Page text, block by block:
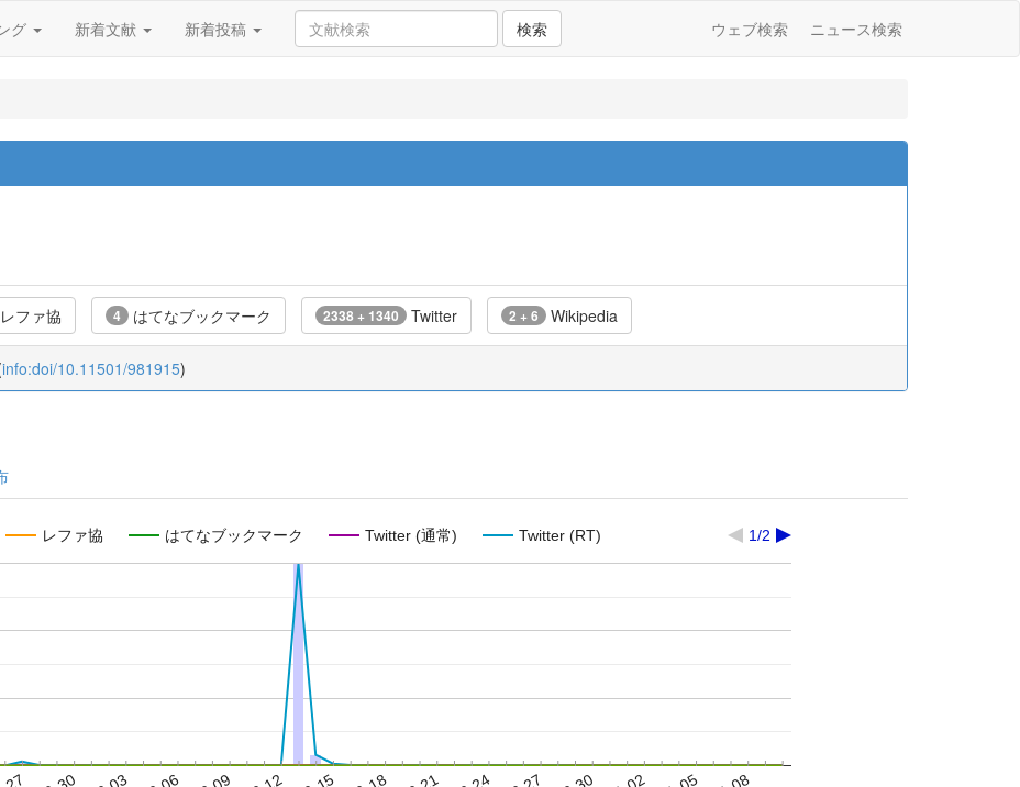
グ 新着文献 新着投稿 検索 ウェブ検索 ニュース検索
レファ協 4 はてなブックマーク 2338 + 1340 Twitter 2 + 6 Wikipedia
info:doi/10.11501/981915)
レファ協 はてなブックマーク Twitter (通常) Twitter (RT) 1/2